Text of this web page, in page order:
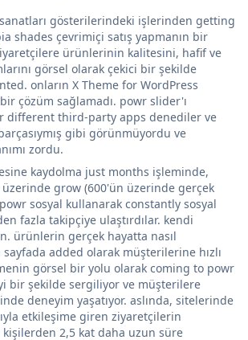
gösterilerindeki işlerinden getting
shades çevrimiçi satış yapmanın bir
ürünlerinin kalitesini, hafif ve
görsel olarak çekici bir şekilde
onların X Theme for WordPress
çözüm sağlamadı. powr slider'ı
different third-party apps denediler ve
gibi görünmüyordu ve
zordu.
kaydolma just months işleminde,
grow (600'ün üzerinde gerçek
sosyal kullanarak constantly sosyal
fazla takipçiye ulaştırdılar. kendi
ürünlerin gerçek hayatta nasıl
added olarak müşterilerine hızlı
görsel bir yolu olarak coming to powr
bir şekilde sergiliyor ve müşterilere
deneyim yaşatıyor. aslında, sitelerinde
etkileşime giren ziyaretçilerin
2,5 kat daha uzun süre